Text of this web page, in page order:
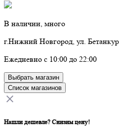
В наличии, много
г.Нижний Новгород, ул.
Ежедневно с 10:00 до 22:00
Выбрать магазин
Список магазинов
Нашли дешевле? Снизим цену!